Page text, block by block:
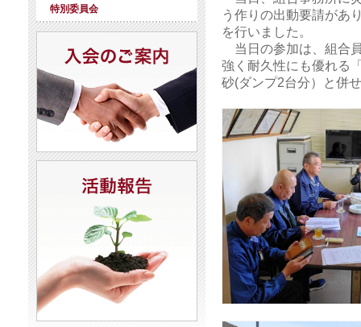
う作りの出動要請があ
を行いました。
当日の参加は、組合
強く耐久性にも優れる
砂(ダンプ2台分）と併
特別委員会